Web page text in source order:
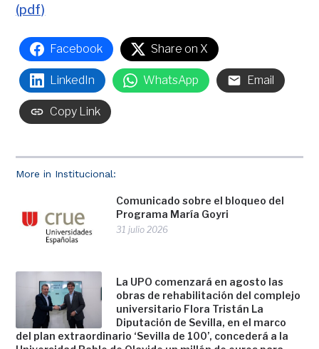
More in Institucional:
Comunicado sobre el bloqueo del
Programa María Goyri
31 julio 2026
La UPO comenzará en agosto las
obras de rehabilitación del complejo
universitario Flora Tristán La
Diputación de Sevilla, en el marco
del plan extraordinario ‘Sevilla de 100’, concederá a la
(pdf)
Facebook Share on X
LinkedIn WhatsApp Email
Copy Link